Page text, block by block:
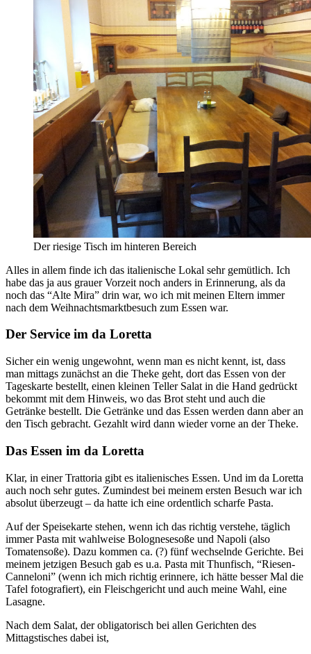
Der riesige Tisch im hinteren Bereich
Alles in allem finde ich das italienische Lokal sehr gemütlich. Ich
habe das ja aus grauer Vorzeit noch anders in Erinnerung, als da
noch das “Alte Mira” drin war, wo ich mit meinen Eltern immer
nach dem Weihnachtsmarktbesuch zum Essen war.
Der Service im da Loretta
Sicher ein wenig ungewohnt, wenn man es nicht kennt, ist, dass
man mittags zunächst an die Theke geht, dort das Essen von der
Tageskarte bestellt, einen kleinen Teller Salat in die Hand gedrückt
bekommt mit dem Hinweis, wo das Brot steht und auch die
Getränke bestellt. Die Getränke und das Essen werden dann aber an
den Tisch gebracht. Gezahlt wird dann wieder vorne an der Theke.
Das Essen im da Loretta
Klar, in einer Trattoria gibt es italienisches Essen. Und im da Loretta
auch noch sehr gutes. Zumindest bei meinem ersten Besuch war ich
absolut überzeugt – da hatte ich eine ordentlich scharfe Pasta.
Auf der Speisekarte stehen, wenn ich das richtig verstehe, täglich
immer Pasta mit wahlweise Bolognesesoße und Napoli (also
Tomatensoße). Dazu kommen ca. (?) fünf wechselnde Gerichte. Bei
meinem jetzigen Besuch gab es u.a. Pasta mit Thunfisch, “Riesen-
Canneloni” (wenn ich mich richtig erinnere, ich hätte besser Mal die
Tafel fotografiert), ein Fleischgericht und auch meine Wahl, eine
Lasagne.
Nach dem Salat, der obligatorisch bei allen Gerichten des
Mittagstisches dabei ist,